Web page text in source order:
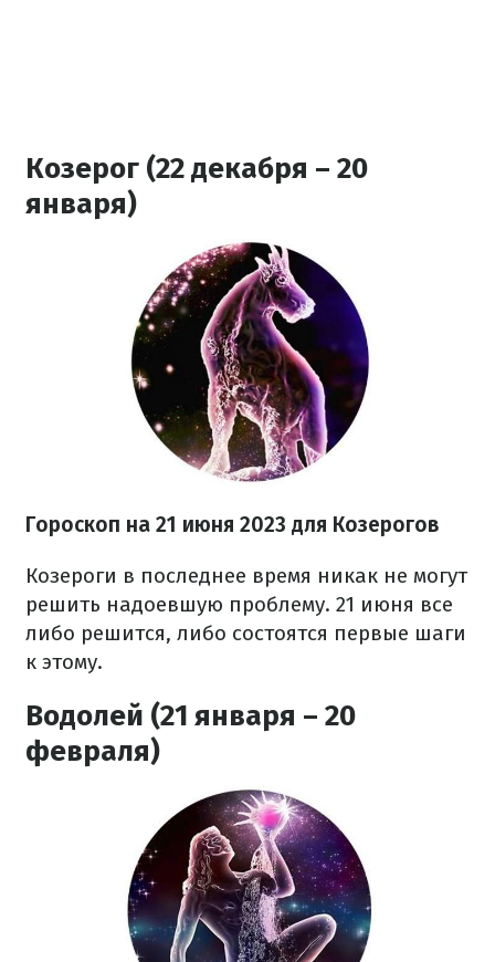
Козерог (22 декабря – 20
января)
Гороскоп на 21 июня 2023 для Козерогов
Козероги в последнее время никак не могут
решить надоевшую проблему. 21 июня все
либо решится, либо состоятся первые шаги
к этому.
Водолей (21 января – 20
февраля)